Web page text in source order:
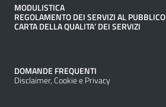
MODULISTICA
REGOLAMENTO DEI SERVIZI AL PUBBLICO
CARTA DELLA QUALITA’ DEI SERVIZI
DOMANDE FREQUENTI
Disclaimer, Cookie e Privacy